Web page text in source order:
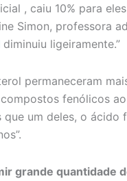
, caiu 10% para
Simon, professora
diminuiu ligeiramente.”
permaneceram
fenólicos
um deles, o
grande quantidade